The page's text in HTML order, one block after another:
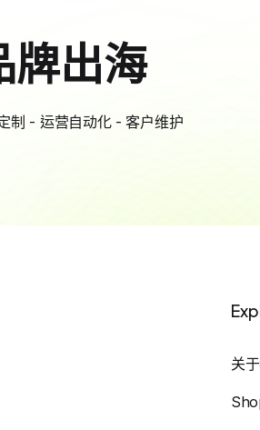
牌出海
制 - 运营自动化 - 客户维护
关